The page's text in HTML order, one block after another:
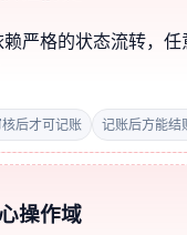
严格的状态流转，
核后才可记账 记账后方能结
操作域